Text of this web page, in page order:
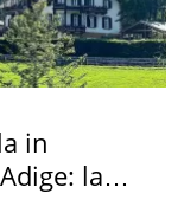
in
la